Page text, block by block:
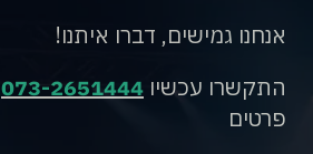
אנחנו גמישים, דברו איתנו!
התקשרו עכשיו 073-2651444
פרטים